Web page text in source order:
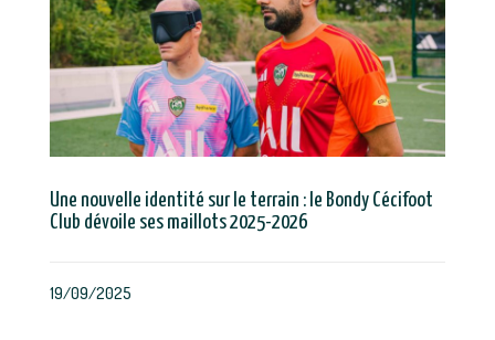
Une nouvelle identité sur le terrain : le Bondy Cécifoot
Club dévoile ses maillots 2025-2026
19/09/2025